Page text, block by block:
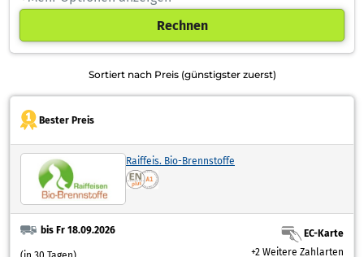
Rechnen
Sortiert nach Preis (günstigster zuerst)
Bester Preis
Raiffeis. Bio-Brennstoffe
bis Fr 18.09.2026
EC-Karte
+2 Weitere Zahlarten